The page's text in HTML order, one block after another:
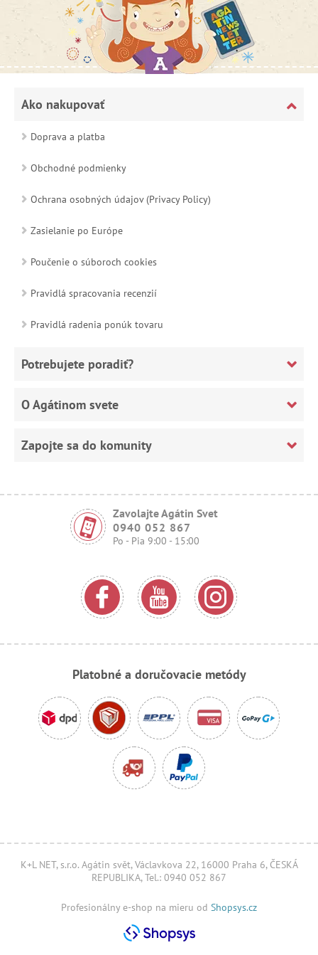
Ako nakupovať
Doprava a platba
Obchodné podmienky
Ochrana osobných údajov (Privacy Policy)
Zasielanie po Európe
Poučenie o súboroch cookies
Pravidlá spracovania recenzií
Pravidlá radenia ponúk tovaru
Potrebujete poradiť?
O Agátinom svete
Zapojte sa do komunity
Zavolajte Agátin Svet
0940 052 867
Po - Pia 9:00 - 15:00
Platobné a doručovacie metódy
K+L NET, s.r.o. Agátin svět, Václavkova 22, 16000 Praha 6, ČESKÁ
REPUBLIKA, Tel.: 0940 052 867
Profesionálny e-shop na mieru od Shopsys.cz